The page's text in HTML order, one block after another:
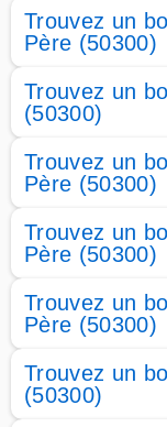
Trouvez un
Père (50300)
Trouvez un
(50300)
Trouvez un
Père (50300)
Trouvez un
Père (50300)
Trouvez un
Père (50300)
Trouvez un
(50300)